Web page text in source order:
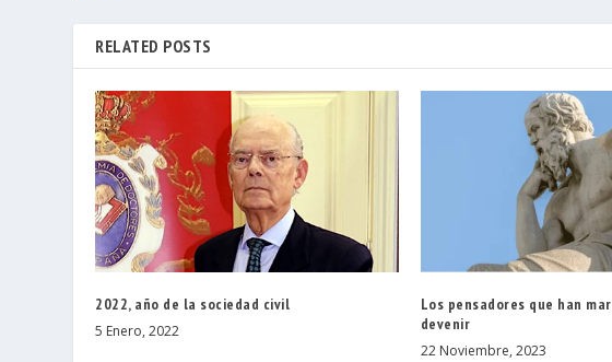
RELATED POSTS
2022, año de la sociedad civil
5 Enero, 2022
Los pensadores que han
devenir
22 Noviembre, 2023